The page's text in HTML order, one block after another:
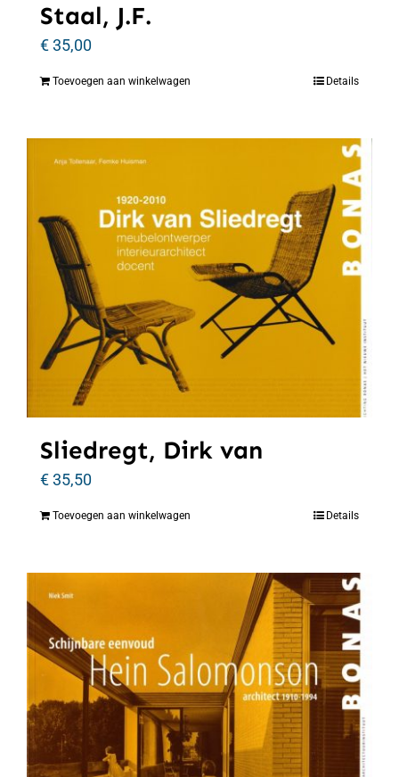
Staal, J.F.
€35,00
Toevoegen aan winkelwagen Details
Sliedregt, Dirk van
€35,50
Toevoegen aan winkelwagen Details